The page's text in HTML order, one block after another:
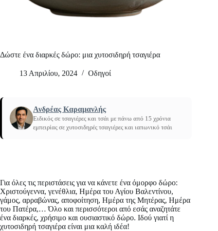
Δώστε ένα διαρκές δώρο: μια χυτοσιδηρή τσαγιέρα
13 Απριλίου, 2024 Οδηγοί
Ανδρέας Καραμανλής
Ειδικός σε τσαγιέρες και τσάι με πάνω από 15 χρόνια
εμπειρίας σε χυτοσιδηρές τσαγιέρες και ιαπωνικό τσάι
Για όλες τις περιστάσεις για να κάνετε ένα όμορφο δώρο:
Χριστούγεννα, γενέθλια, Ημέρα του Αγίου Βαλεντίνου,
γάμος, αρραβώνας, αποφοίτηση, Ημέρα της Μητέρας, Ημέρα
του Πατέρα,… Όλο και περισσότεροι από εσάς αναζητάτε
ένα διαρκές, χρήσιμο και ουσιαστικό δώρο. Ιδού γιατί η
χυτοσιδηρή τσαγιέρα είναι μια καλή ιδέα!